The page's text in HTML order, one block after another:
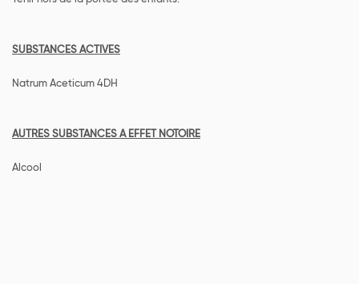
SUBSTANCES ACTIVES
Natrum Aceticum 4DH
AUTRES SUBSTANCES A EFFET NOTOIRE
Alcool